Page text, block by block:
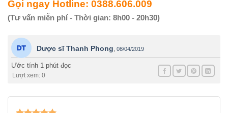
Gọi ngay Hotline: 0388.606.009
(Tư vấn miễn phí - Thời gian: 8h00 - 20h30)
Dược sĩ Thanh Phong 08/04/2019
Ước tính 1 phút đọc
Lượt xem: 0